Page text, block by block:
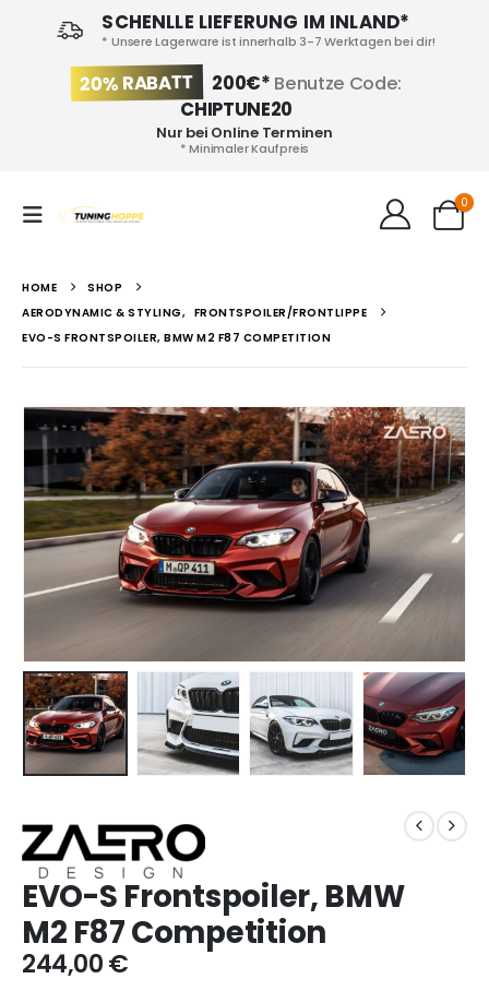
SCHENLLE LIEFERUNG IM INLAND*
* Unsere Lagerware ist innerhalb 3-7 Werktagen bei dir!
20% RABATT 200€* Benutze Code:
CHIPTUNE20
Nur bei Online Terminen
* Minimaler Kaufpreis
0
HOME
SHOP
AERODYNAMIC & STYLING, FRONTSPOILER/FRONTLIPPE
EVO-S FRONTSPOILER, BMW M2 F87 COMPETITION
EVO-S Frontspoiler, BMW
M2 F87 Competition
244,00€